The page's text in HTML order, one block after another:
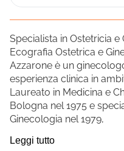
Specialista in Ostetricia
Ecografia Ostetrica e
Azzarone è un
esperienza clinica in
Laureato in Medicina e
Bologna nel 1975 e
Ginecologia nel 1979,
Leggi tutto